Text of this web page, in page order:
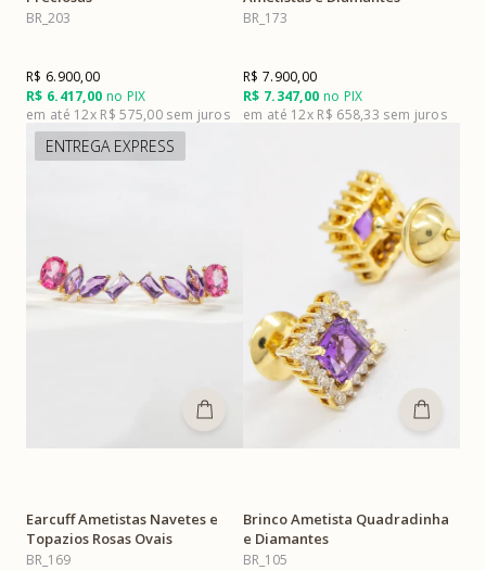
BR_203
R$ 6.417,00 no PIX
R$ 6.900,00
12x R$ 575,00
BR_173
R$ 7.347,00 no PIX
R$ 7.900,00
12x R$ 658,33
ENTREGA EXPRESS
Earcuff Ametistas Navetes e
Topazios Rosas Ovais
BR_169
Brinco Ametista Quadradinha
e Diamantes
BR_105